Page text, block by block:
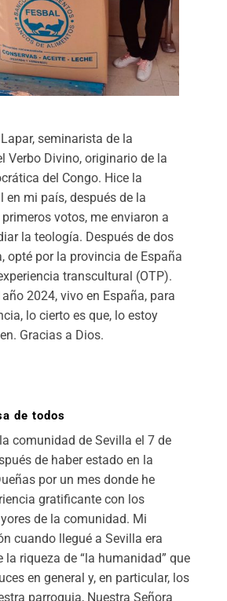
seminarista de la
Verbo Divino, originario de la
del Congo. Hice la
mi país, después de la
votos, me enviaron a
la teología. Después de dos
opté por la provincia de España
transcultural (OTP).
2024, vivo en España, para
lo cierto es que, lo estoy
Gracias a Dios.
de todos
comunidad de Sevilla el 7 de
de haber estado en la
por un mes donde he
gratificante con los
de la comunidad. Mi
cuando llegué a Sevilla era
la riqueza de “la humanidad” que
en general y, en particular, los
parroquia, Nuestra Señora